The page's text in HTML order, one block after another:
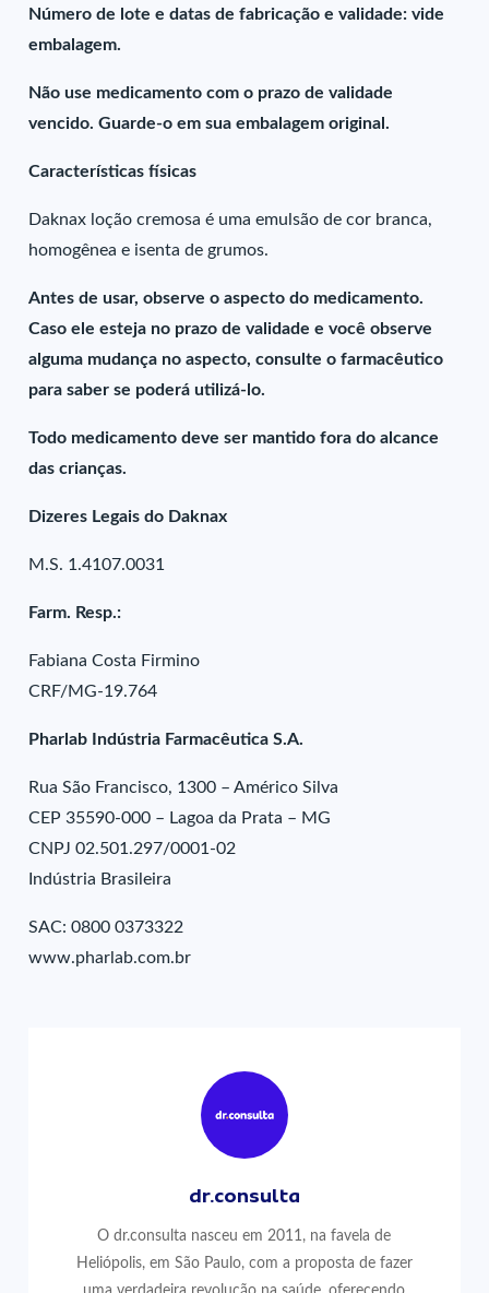
Número de lote e datas de fabricação e validade: vide
embalagem.
Não use medicamento com o prazo de validade
vencido. Guarde-o em sua embalagem original.
Características físicas
Daknax loção cremosa é uma emulsão de cor branca,
homogênea e isenta de grumos.
Antes de usar, observe o aspecto do medicamento.
Caso ele esteja no prazo de validade e você observe
alguma mudança no aspecto, consulte o farmacêutico
para saber se poderá utilizá-lo.
Todo medicamento deve ser mantido fora do alcance
das crianças.
Dizeres Legais do Daknax
M.S. 1.4107.0031
Farm. Resp.:
Fabiana Costa Firmino
CRF/MG-19.764
Pharlab Indústria Farmacêutica S.A.
Rua São Francisco, 1300 – Américo Silva
CEP 35590-000 – Lagoa da Prata – MG
CNPJ 02.501.297/0001-02
Indústria Brasileira
SAC: 0800 0373322
www.pharlab.com.br
dr.consulta
O dr.consulta nasceu em 2011, na favela de
Heliópolis, em São Paulo, com a proposta de fazer